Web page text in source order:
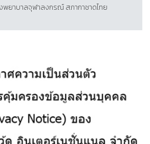
พยาบาลจุฬาลงกรณ์ สภากาชาดไทย